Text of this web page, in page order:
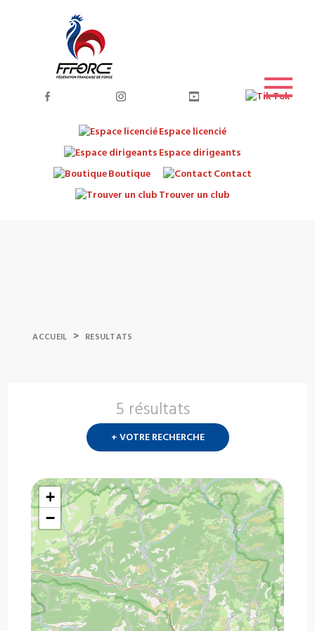
Espace licencié
Espace dirigeants
Boutique
Contact
Trouver un club
ACCUEIL > RESULTATS
5 résultats
+ VOTRE RECHERCHE
+
−